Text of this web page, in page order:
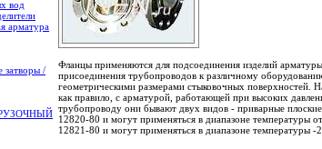
вод
арматура
/
Фланцы применяются для подсоединения изделий
присоединения трубопроводов к различному
геометрическими размерами стыковочных поверхностей.
как правило, с арматурой, работающей при высоких
трубопроводу они бывают двух видов - приварные
12820-80 и могут применяться в диапазоне температуры
12821-80 и могут применяться в диапазоне температуры -